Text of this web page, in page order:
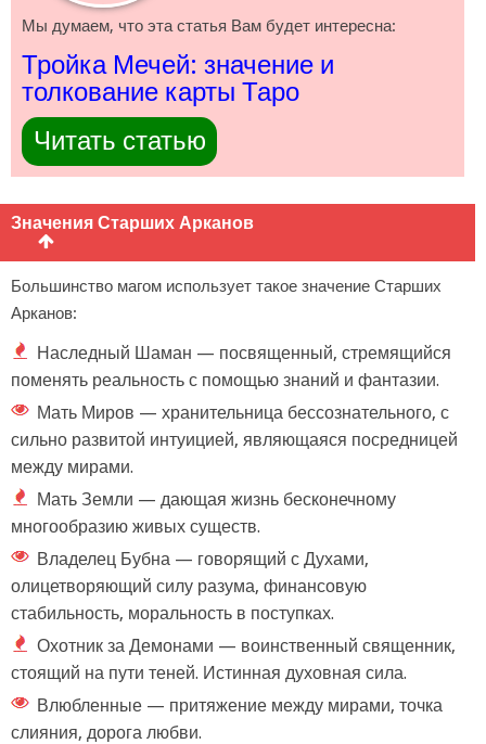
Мы думаем, что эта статья Вам будет интересна:
Тройка Мечей: значение и
толкование карты Таро
Читать статью
Значения Старших Арканов
Большинство магом использует такое значение Старших
Арканов:
Наследный Шаман — посвященный, стремящийся
поменять реальность с помощью знаний и фантазии.
Мать Миров — хранительница бессознательного, с
сильно развитой интуицией, являющаяся посредницей
между мирами.
Мать Земли — дающая жизнь бесконечному
многообразию живых существ.
Владелец Бубна — говорящий с Духами,
олицетворяющий силу разума, финансовую
стабильность, моральность в поступках.
Охотник за Демонами — воинственный священник,
стоящий на пути теней. Истинная духовная сила.
Влюбленные — притяжение между мирами, точка
слияния, дорога любви.